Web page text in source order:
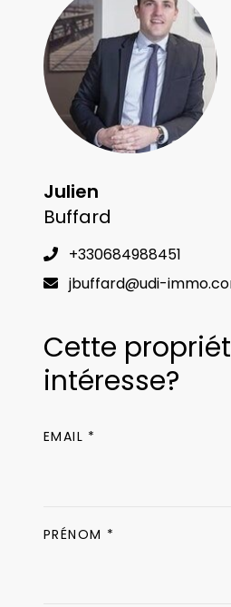
Julien
Buffard
+330684988451
jbuffard@udi-
Cette
intéresse?
PRÉNOM *
EMAIL *